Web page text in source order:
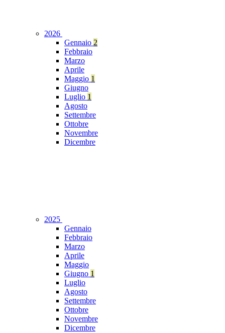
2026
Gennaio 2
Febbraio
Marzo
Aprile
Maggio 1
Giugno
Luglio 1
Agosto
Settembre
Ottobre
Novembre
Dicembre
2025
Gennaio
Febbraio
Marzo
Aprile
Maggio
Giugno 1
Luglio
Agosto
Settembre
Ottobre
Novembre
Dicembre